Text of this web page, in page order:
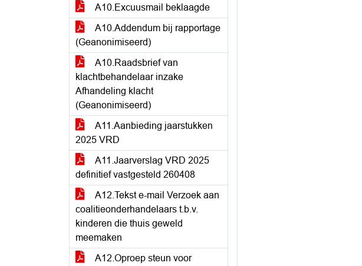
A10.Excuusmail beklaagde
A10.Addendum bij rapportage
(Geanonimiseerd)
A10.Raadsbrief van
klachtbehandelaar inzake
Afhandeling klacht
(Geanonimiseerd)
A11.Aanbieding jaarstukken
2025 VRD
A11.Jaarverslag VRD 2025
definitief vastgesteld 260408
A12.Tekst e-mail Verzoek aan
coalitieonderhandelaars t.b.v.
kinderen die thuis geweld
meemaken
A12.Oproep steun voor